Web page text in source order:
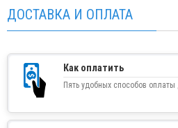
ДОСТАВКА И ОПЛАТА
Как оплатить
Пять удобных способов